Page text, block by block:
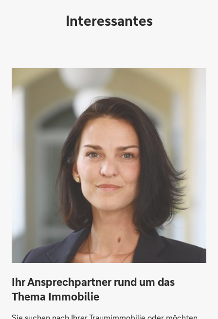
Direktabschluss möglich
Konto eröffnen
Interessantes
Ihr Ansprechpartner rund um das
Thema Immobilie